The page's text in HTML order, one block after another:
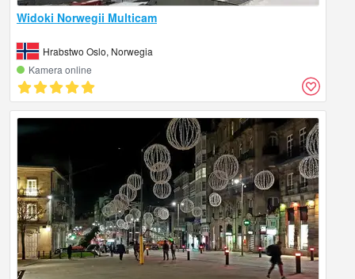
Widoki Norwegii Multicam
Hrabstwo Oslo, Norwegia
Kamera online